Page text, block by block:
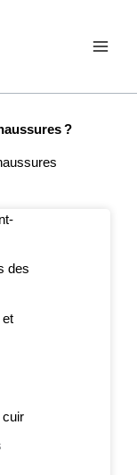
?
des
et
cuir